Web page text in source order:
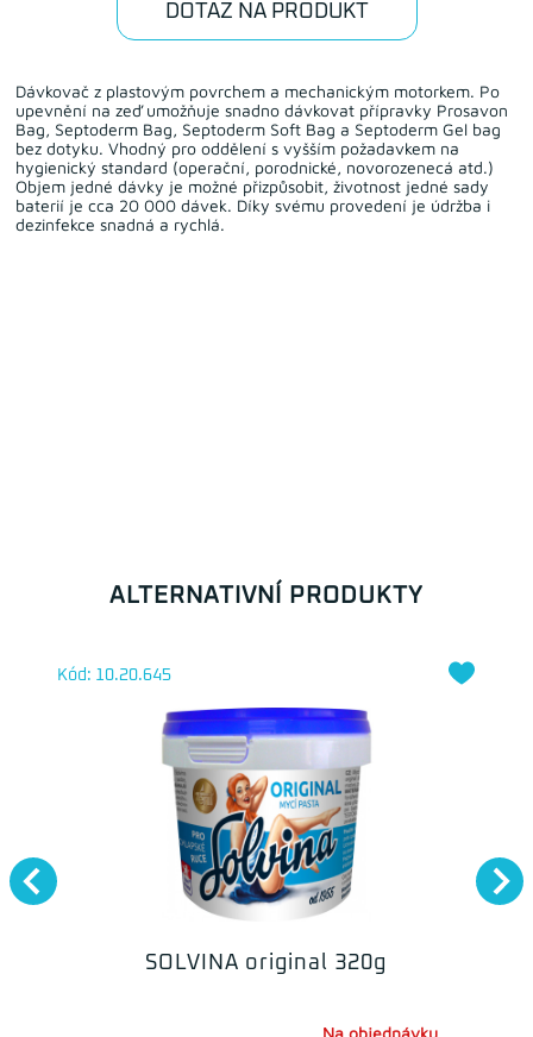
DOTAZ NA PRODUKT
Dávkovač z plastovým povrchem a mechanickým motorkem. Po
upevnění na zeď umožňuje snadno dávkovat přípravky Prosavon
Bag, Septoderm Bag, Septoderm Soft Bag a Septoderm Gel bag
bez dotyku. Vhodný pro oddělení s vyšším požadavkem na
hygienický standard (operační, porodnické, novorozenecá atd.)
Objem jedné dávky je možné přizpůsobit, životnost jedné sady
baterií je cca 20 000 dávek. Díky svému provedení je údržba i
dezinfekce snadná a rychlá.
ALTERNATIVNÍ PRODUKTY
SOLVINA original 320g
Kód: 10.20.645
Na objednávku